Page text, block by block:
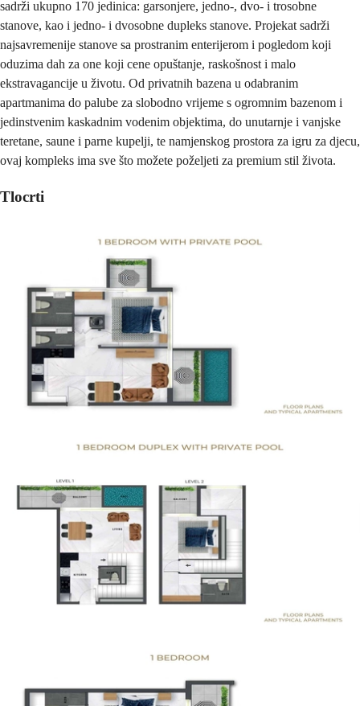
sadrži ukupno 170 jedinica: garsonjere, jedno-, dvo- i trosobne
stanove, kao i jedno- i dvosobne dupleks stanove. Projekat sadrži
najsavremenije stanove sa prostranim enterijerom i pogledom koji
oduzima dah za one koji cene opuštanje, raskošnost i malo
ekstravagancije u životu. Od privatnih bazena u odabranim
apartmanima do palube za slobodno vrijeme s ogromnim bazenom i
jedinstvenim kaskadnim vodenim objektima, do unutarnje i vanjske
teretane, saune i parne kupelji, te namjenskog prostora za igru za djecu,
ovaj kompleks ima sve što možete poželjeti za premium stil života.
Tlocrti